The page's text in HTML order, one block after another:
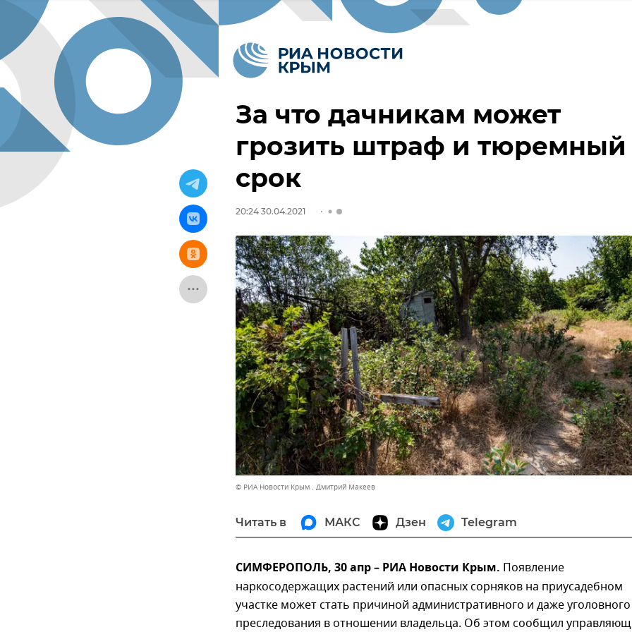
За что дачникам может
грозить штраф и тюремный
срок
20:24 30.04.2021
© РИА Новости Крым . Дмитрий Макеев
Читать в МАКС Дзен Telegram
СИМФЕРОПОЛЬ, 30 апр – РИА Новости Крым. Появление
наркосодержащих растений или опасных сорняков на приусадебном
участке может стать причиной административного и даже уголовного
преследования в отношении владельца. Об этом сообщил